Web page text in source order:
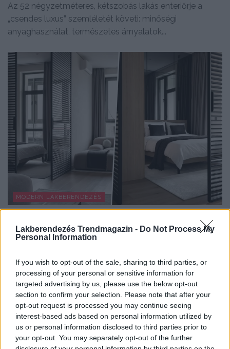
Lakberendezés Trendmagazin - Do Not Process My
Personal Information
If you wish to opt-out of the sale, sharing to third parties, or
processing of your personal or sensitive information for
targeted advertising by us, please use the below opt-out
section to confirm your selection. Please note that after your
opt-out request is processed you may continue seeing
interest-based ads based on personal information utilized by
us or personal information disclosed to third parties prior to
your opt-out. You may separately opt-out of the further
Az 52 négyzetméteres, kétszobás lakás enteriőrje a
„csendes luxus” szemléletét követi: minőségi
anyaghasználat, természetes árnyalatok...
MODERN LAKBERENDEZÉS
Így lett a minimalista lakás barátságos:
fiatal pár új, 60 m²-es otthona
alakították ki, akik sokat utaznak, szívesen fogadnak...
TOVÁBBIAK BETÖLTÉSE
Praktikus lakberendezési ötletek